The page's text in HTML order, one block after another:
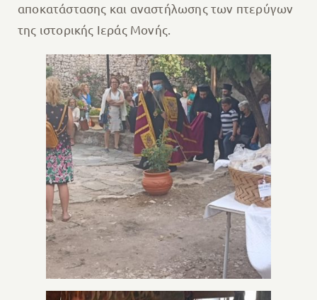
αποκατάστασης και αναστήλωσης των πτερύγων
της ιστορικής Ιεράς Μονής.